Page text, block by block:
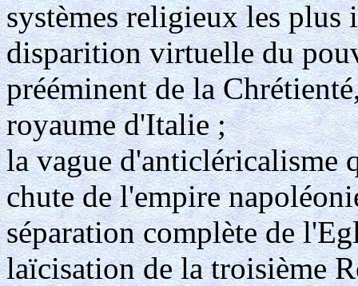
systèmes religieux les
disparition virtuelle du
prééminent de la
royaume d'Italie ;
la vague d'anticléricalisme
chute de l'empire
séparation complète de
laïcisation de la troisième